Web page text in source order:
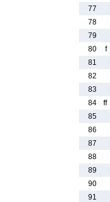
77
78
79
80
f
81
82
83
84
ff
85
86
87
88
89
90
91